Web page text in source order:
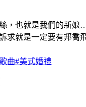
，也就是我們的新娘
求就是一定要有邦喬
曲#美式婚禮